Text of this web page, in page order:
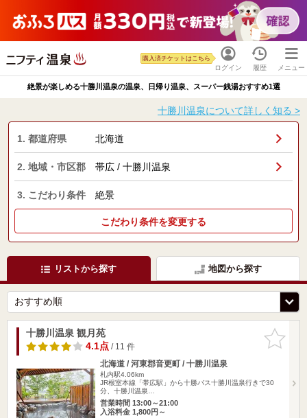
ログイン
購入済チケットはこちら
履歴 メニュー
絶景が楽しめる十勝川温泉の温泉、日帰り温泉、スーパー銭湯おすすめ1選
十勝川温泉について詳しく知る >
1. 都道府県 北海道
2. 地域・市区郡 帯広 / 十勝川温泉
3. こだわり条件 絶景
こだわり条件を変更する
リストから探す 地図から探す
お気に入
りに追加
十勝川温泉 観月苑
4.1点/ 11 件
北海道 / 河東郡音更町 / 十勝川温泉
札内駅4.06km
JR根室本線「帯広駅」から十勝バス十勝川温泉行きで30
分、十勝川温泉…
営業時間 13:00～21:00
入浴料金 1,800円～